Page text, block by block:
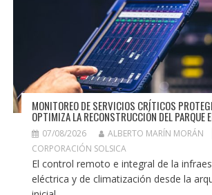
MONITOREO DE SERVICIOS CRÍTICOS
OPTIMIZA LA RECONSTRUCCIÓN DEL PARQUE
07/08/2026
ALBERTO MARÍN MORÁN
CORPORACIÓN SOLSICA
El control remoto e integral de la
eléctrica y de climatización desde la